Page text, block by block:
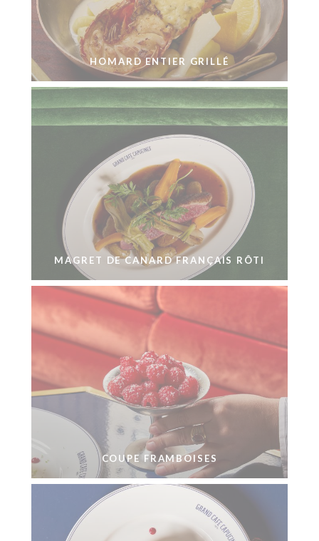
HOMARD ENTIER GRILLÉ
MAGRET DE CANARD FRANÇAIS RÔTI
COUPE FRAMBOISES